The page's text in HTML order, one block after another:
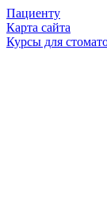
Пациенту
Карта сайта
Курсы для